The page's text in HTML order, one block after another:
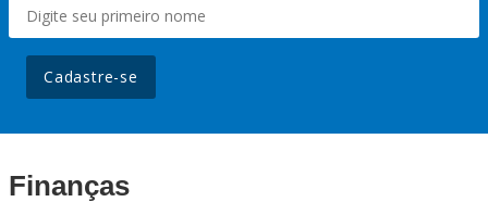
Cadastre-se
Finanças